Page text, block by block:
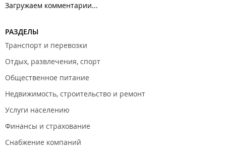
Загружаем комментарии...
РАЗДЕЛЫ
Транспорт и перевозки
Отдых, развлечения, спорт
Общественное питание
Недвижимость, строительство и ремонт
Услуги населению
Финансы и страхование
Снабжение компаний